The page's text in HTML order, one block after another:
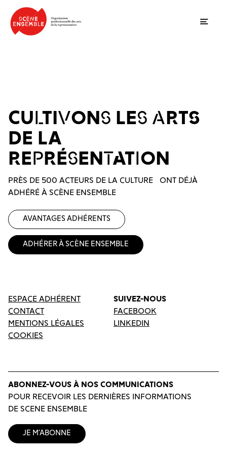
CULTIVONS LES ARTS
DE LA
REPRÉSENTATION
PRÈS DE 500 ACTEURS DE LA CULTURE ONT DÉJÀ
ADHÉRÉ À SCÈNE ENSEMBLE
Avantages adhérents
Adhérer à Scène Ensemble
ESPACE ADHÉRENT
CONTACT
MENTIONS LÉGALES
COOKIES
SUIVEZ-NOUS
FACEBOOK
LINKEDIN
ABONNEZ-VOUS À NOS COMMUNICATIONS
POUR RECEVOIR LES DERNIÈRES INFORMATIONS
DE SCENE ENSEMBLE
Je m’abonne